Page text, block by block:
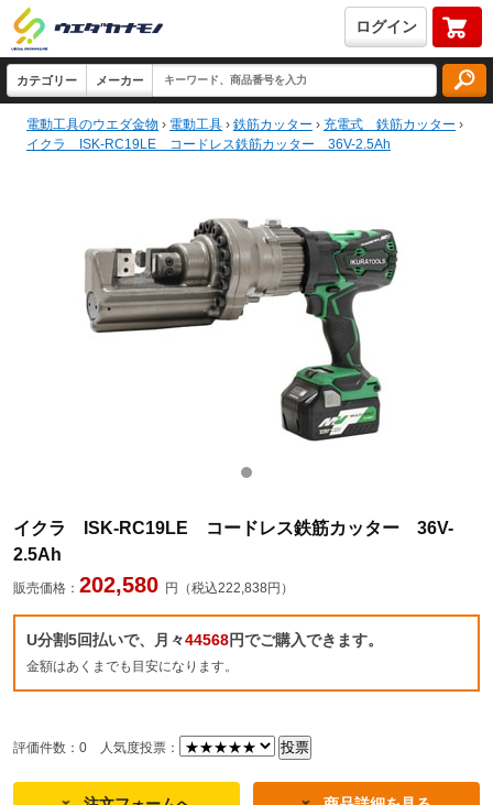
ログイン
電動工具のウエダ金物 › 電動工具 › 鉄筋カッター › 充電式 鉄筋カッター ›
イクラ ISK-RC19LE コードレス鉄筋カッター 36V-2.5Ah
イクラ ISK-RC19LE コードレス鉄筋カッター 36V-
2.5Ah
販売価格： 202,580 円（税込222,838円）
U分割5回払いで、月々44568円でご購入できます。
金額はあくまでも目安になります。
評価件数：0 人気度投票：